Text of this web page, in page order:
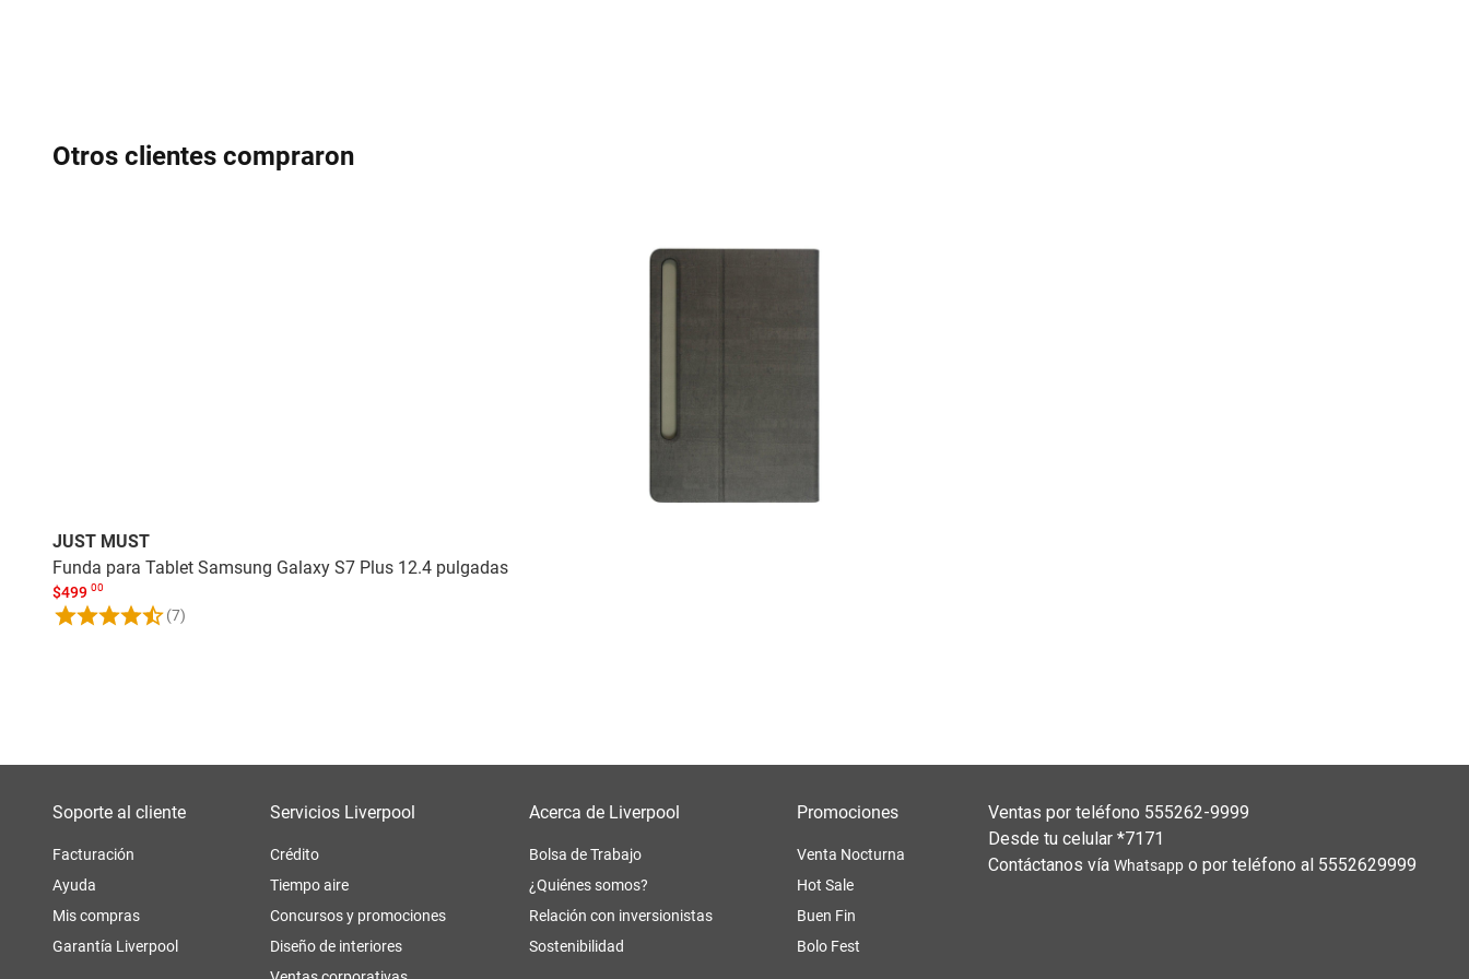
Otros clientes compraron
JUST MUST
Funda para Tablet Samsung Galaxy S7 Plus 12.4 pulgadas
$499 00
(7)
Soporte al cliente
Facturación
Ayuda
Mis compras
Garantía Liverpool
Servicios Liverpool
Crédito
Tiempo aire
Concursos y promociones
Diseño de interiores
Acerca de Liverpool
Bolsa de Trabajo
¿Quiénes somos?
Relación con inversionistas
Sostenibilidad
Promociones
Venta Nocturna
Hot Sale
Buen Fin
Bolo Fest
Ventas por teléfono 555262-9999
Desde tu celular *7171
Contáctanos vía Whatsapp o por teléfono al 5552629999